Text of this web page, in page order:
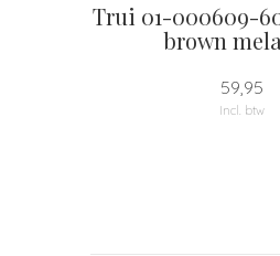
Trui 01-000609-
brown
59,95
Incl. btw